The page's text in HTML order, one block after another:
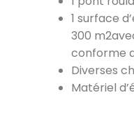
1 surface
300
conforme
Diverses
Matériel